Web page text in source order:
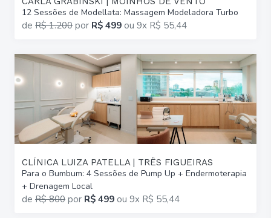
12 Sessões de Modellata: Massagem Modeladora Turbo
de R$ 1.200 por R$ 499 ou 9x R$ 55,44
CLÍNICA LUIZA PATELLA | TRÊS FIGUEIRAS
Para o Bumbum: 4 Sessões de Pump Up + Endermoterapia
+ Drenagem Local
de R$ 800 por R$ 499 ou 9x R$ 55,44